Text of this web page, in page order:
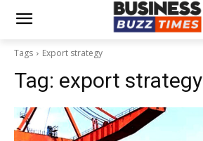
Tags Export strategy
Tag: export strategy